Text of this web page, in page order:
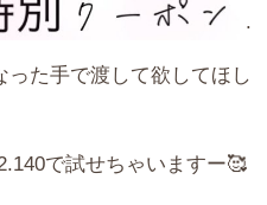
.
た手で渡して欲してほし
で試せちゃいますー🥰